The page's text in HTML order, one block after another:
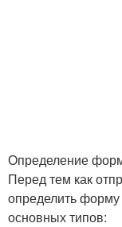
Определение
Перед тем как
определить
основных типов: